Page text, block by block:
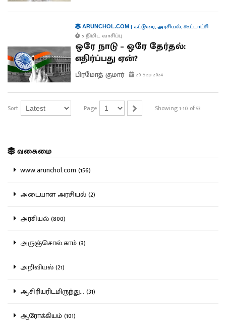
ARUNCHOL.COM| கட்டுரை,அரசியல்,கூட்டாட்சி
5 நிமிட வாசிப்பு
ஒரே நாடு – ஒரே தேர்தல்:
எதிர்ப்பது ஏன்?
பிரமோத் குமார் 29 Sep 2024
Sort Page Showing 1-10 of 53
வகைமை
www.arunchol.com (156)
அடையாள அரசியல் (2)
அரசியல் (800)
அருஞ்சொல்.காம் (3)
அறிவியல் (21)
ஆசிரியரிடமிருந்து... (31)
ஆரோக்கியம் (101)